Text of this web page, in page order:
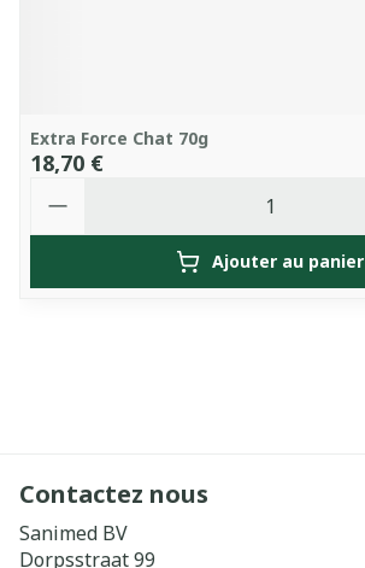
Extra Force Chat 70g
18,70 €
Ajouter au panier
Contactez nous
Sanimed BV
Dorpsstraat 99